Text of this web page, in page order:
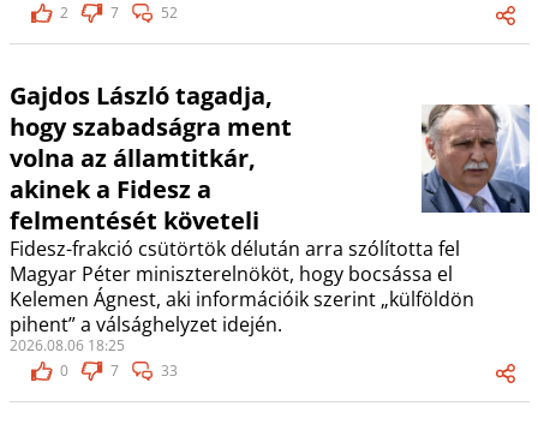
2
7 52
Gajdos László tagadja,
hogy szabadságra ment
volna az államtitkár,
akinek a Fidesz a
felmentését követeli
Fidesz-frakció csütörtök délután arra szólította fel
Magyar Péter miniszterelnököt, hogy bocsássa el
Kelemen Ágnest, aki információik szerint „külföldön
pihent” a válsághelyzet idején.
2026.08.06 18:25
0
7 33